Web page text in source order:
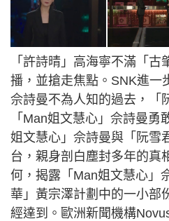
「許詩晴」高海寧不滿「
播，並搶走焦點。SNK進一
佘詩曼不為人知的過去，「
「Man姐文慧心」佘詩曼
姐文慧心」佘詩曼與「阮雪
台，親身剖白塵封多年的真
何，揭露「Man姐文慧心」
華」黃宗澤計劃中的一小部
經達到。歐洲新聞機構